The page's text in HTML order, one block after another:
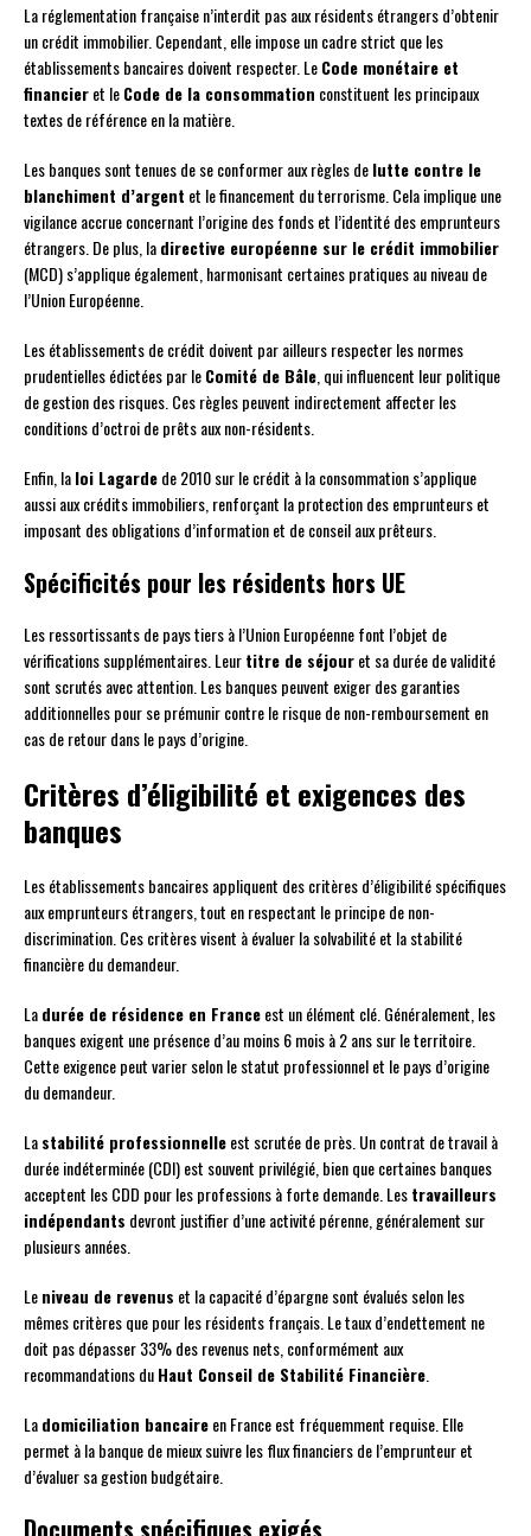
La réglementation française n’interdit pas aux résidents étrangers d’obtenir
un crédit immobilier. Cependant, elle impose un cadre strict que les
établissements bancaires doivent respecter. LeCode monétaire et
financieret leCode de la consommation constituent les principaux
textes de référence en la matière.
Les banques sont tenues de se conformer aux règles delutte contre le
blanchiment d’argent et le financement du terrorisme. Cela implique une
vigilance accrue concernant l’origine des fonds et l’identité des emprunteurs
étrangers. De plus, ladirective européenne sur le crédit immobilier
(MCD) s’applique également, harmonisant certaines pratiques au niveau de
l’Union Européenne.
Les établissements de crédit doivent par ailleurs respecter les normes
prudentielles édictées par leComité de Bâle , qui influencent leur politique
de gestion des risques. Ces règles peuvent indirectement affecter les
conditions d’octroi de prêts aux non-résidents.
Enfin, laloi Lagardede 2010 sur le crédit à la consommation s’applique
aussi aux crédits immobiliers, renforçant la protection des emprunteurs et
imposant des obligations d’information et de conseil aux prêteurs.
Spécificités pour les résidents hors UE
Les ressortissants de pays tiers à l’Union Européenne font l’objet de
vérifications supplémentaires. Leurtitre de séjouret sa durée de validité
sont scrutés avec attention. Les banques peuvent exiger des garanties
additionnelles pour se prémunir contre le risque de non-remboursement en
cas de retour dans le pays d’origine.
Critères d’éligibilité et exigences des
banques
Les établissements bancaires appliquent des critères d’éligibilité spécifiques
aux emprunteurs étrangers, tout en respectant le principe de non-
discrimination. Ces critères visent à évaluer la solvabilité et la stabilité
financière du demandeur.
Ladurée de résidence en Franceest un élément clé. Généralement, les
banques exigent une présence d’au moins 6 mois à 2 ans sur le territoire.
Cette exigence peut varier selon le statut professionnel et le pays d’origine
du demandeur.
Lastabilité professionnelleest scrutée de près. Un contrat de travail à
durée indéterminée (CDI) est souvent privilégié, bien que certaines banques
acceptent les CDD pour les professions à forte demande. Lestravailleurs
indépendants devront justifier d’une activité pérenne, généralement sur
plusieurs années.
Leniveau de revenus et la capacité d’épargne sont évalués selon les
mêmes critères que pour les résidents français. Le taux d’endettement ne
doit pas dépasser 33% des revenus nets, conformément aux
recommandations duHaut Conseil de Stabilité Financière
Ladomiciliation bancaireen France est fréquemment requise. Elle
permet à la banque de mieux suivre les flux financiers de l’emprunteur et
d’évaluer sa gestion budgétaire.
Documents spécifiques exigés